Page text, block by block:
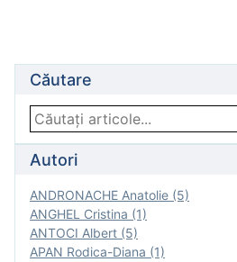
Căutare
Autori
ANDRONACHE Anatolie (5)
ANGHEL Cristina (1)
ANTOCI Albert (5)
APAN Rodica-Diana (1)